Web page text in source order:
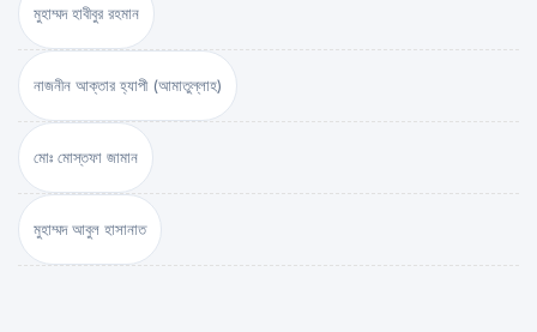
মুহাম্মদ হাবীবুর রহমান
নাজনীন আক্তার হ্যাপী (আমাতুল্লাহ)
মোঃ মোস্তফা জামান
মুহাম্মদ আবুল হাসানাত